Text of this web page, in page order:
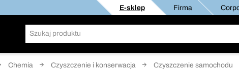
E-sklep Firma
Chemia Czyszczenie i konserwacja Czyszczenie samochodu